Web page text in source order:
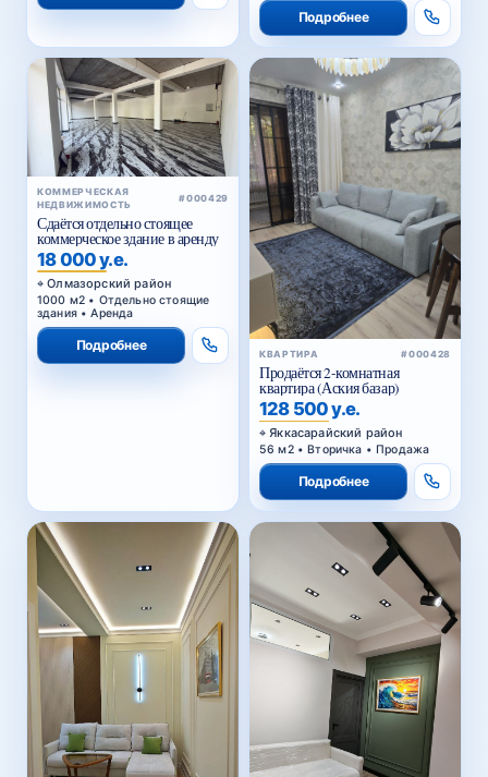
Подробнее
КОММЕРЧЕСКАЯ
НЕДВИЖИМОСТЬ
#000429
Сдаётся отдельно стоящее
коммерческое здание в аренду
18 000 у.е.
Олмазорский район
1000 м2 • Отдельно стоящие
здания • Аренда
Подробнее
КВАРТИРА #000428
Продаётся 2-комнатная
квартира (Аския базар)
128 500 у.е.
Яккасарайский район
56 м2 • Вторичка • Продажа
Подробнее